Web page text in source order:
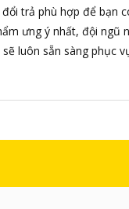
trả phù hợp để bạn
ưng ý nhất, đội ngũ
luôn sẵn sàng phục